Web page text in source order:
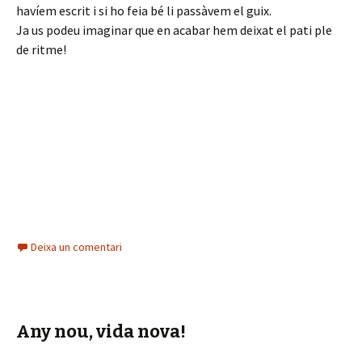
havíem escrit i si ho feia bé li passàvem el guix.
Ja us podeu imaginar que en acabar hem deixat el pati ple
de ritme!
Deixa un comentari
Any nou, vida nova!